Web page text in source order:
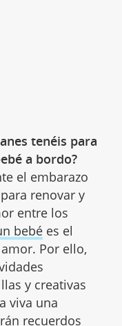
tenéis para
a bordo?
el embarazo
renovar y
entre los
bebées el
Por ello,
y creativas
viva una
recuerdos